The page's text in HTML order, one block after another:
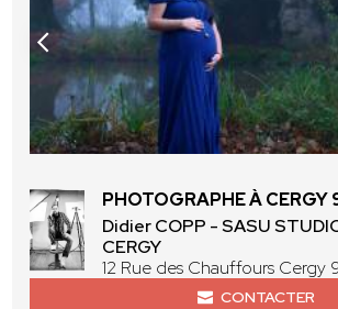
PHOTOGRAPHE À
Didier COPP - SASU
CERGY
12 Rue des Chauffours Cergy
CONTACTER